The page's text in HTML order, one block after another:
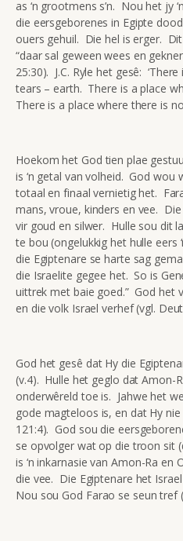
as ‘n grootmens s’n. Nou het jy
die eersgeborenes in Egipte
ouers gehuil. Die hel is erger. Dit
“daar sal geween wees en
25:30). J.C. Ryle het gesê:
tears – earth. There is a place
There is a place where there is
Hoekom het God tien plae
is ‘n getal van volheid. God wou
totaal en finaal vernietig het.
mans, vroue, kinders en vee.
vir goud en silwer. Hulle sou dit
te bou (ongelukkig het hulle eers
die Egiptenare se harte sag
die Israelite gegee het. So is
uittrek met baie goed.” God het
en die volk Israel verhef (vgl.
God het gesê dat Hy die
(v.4). Hulle het geglo dat Amon-
onderwêreld toe is. Jahwe het
gode magteloos is, en dat Hy
121:4). God sou die
se opvolger wat op die troon sit
is ‘n inkarnasie van Amon-Ra en
die vee. Die Egiptenare het
Nou sou God Farao se seun tref